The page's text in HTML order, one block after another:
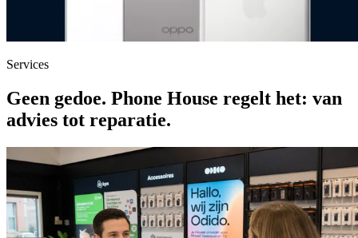
Services
Geen gedoe. Phone House regelt het: van
advies tot reparatie.